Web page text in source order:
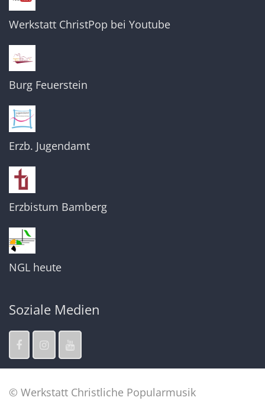
Werkstatt ChristPop bei Youtube
Burg Feuerstein
Erzb. Jugendamt
Erzbistum Bamberg
NGL heute
Soziale Medien
© Werkstatt Christliche Popularmusik